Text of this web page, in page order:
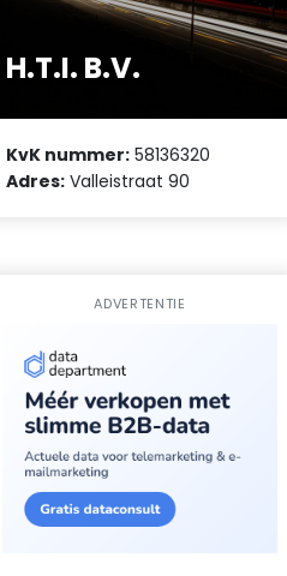
H.T.I. B.V.
KvK nummer: 58136320
Adres: Valleistraat 90
ADVERTENTIE